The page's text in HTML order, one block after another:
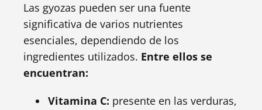
Las gyozas pueden ser una fuente
significativa de varios nutrientes
esenciales, dependiendo de los
ingredientes utilizados. Entre ellos se
encuentran:
Vitamina C: presente en las verduras,